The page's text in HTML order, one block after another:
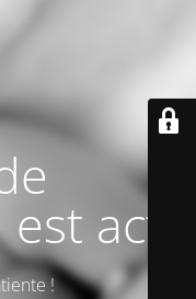
actif
!